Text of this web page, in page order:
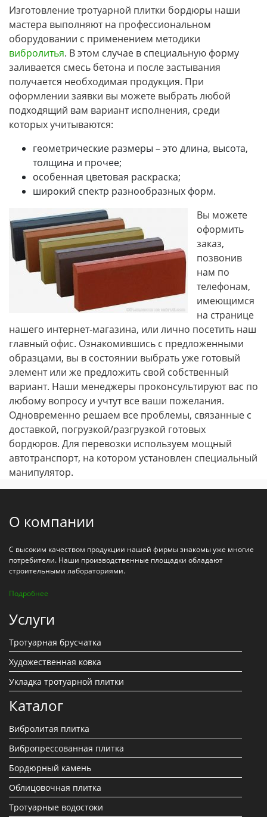
Изготовление тротуарной плитки бордюры наши
мастера выполняют на профессиональном
оборудовании с применением методики
вибролитья. В этом случае в специальную форму
заливается смесь бетона и после застывания
получается необходимая продукция. При
оформлении заявки вы можете выбрать любой
подходящий вам вариант исполнения, среди
которых учитываются:
геометрические размеры – это длина, высота,
толщина и прочее;
особенная цветовая раскраска;
широкий спектр разнообразных форм.
Вы можете
оформить
заказ,
позвонив
нам по
телефонам,
имеющимся
на странице
нашего интернет-магазина, или лично посетить наш
главный офис. Ознакомившись с предложенными
образцами, вы в состоянии выбрать уже готовый
элемент или же предложить свой собственный
вариант. Наши менеджеры проконсультируют вас по
любому вопросу и учтут все ваши пожелания.
Одновременно решаем все проблемы, связанные с
доставкой, погрузкой/разгрузкой готовых
бордюров. Для перевозки используем мощный
автотранспорт, на котором установлен специальный
манипулятор.
О компании
С высоким качеством продукции нашей фирмы знакомы уже многие
потребители. Наши производственные площадки обладают
строительными лабораториями.
Подробнее
Услуги
Тротуарная брусчатка
Художественная ковка
Укладка тротуарной плитки
Каталог
Вибролитая плитка
Вибропрессованная плитка
Бордюрный камень
Облицовочная плитка
Тротуарные водостоки